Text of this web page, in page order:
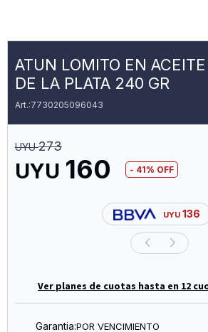
ATUN LOMITO EN
DE LA PLATA 240 GR
7730205096043
UYU 160
UYU 273
41
UYU 136
Ver planes de cuotas hasta en 12
Garantia:POR VENCIMIENTO